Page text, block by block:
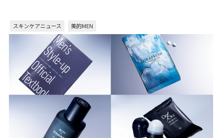
スキンケアニュース 美的MEN